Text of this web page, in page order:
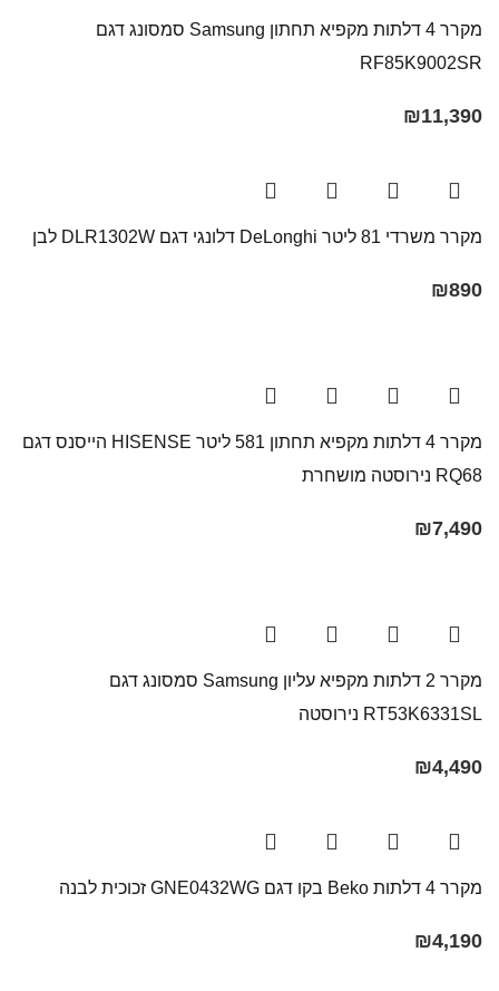
מקרר 4 דלתות מקפיא תחתון Samsung סמסונג דגם
RF85K9002SR
₪11,390
מקרר משרדי 81 ליטר DeLonghi דלונגי דגם DLR1302W לבן
₪890
מקרר 4 דלתות מקפיא תחתון 581 ליטר HISENSE הייסנס דגם
RQ68 נירוסטה מושחרת
₪7,490
מקרר 2 דלתות מקפיא עליון Samsung סמסונג דגם
RT53K6331SL נירוסטה
₪4,490
מקרר ‏4 דלתות Beko בקו ‏דגם GNE0432WG זכוכית לבנה
₪4,190